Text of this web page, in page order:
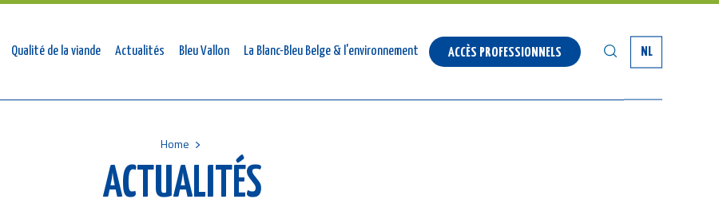
Qualité de la viande Actualités Bleu Vallon La Blanc-Bleu Belge & l'environnement ACCÈS PROFESSIONNELS SEARCH NL
Home
ACTUALITÉS